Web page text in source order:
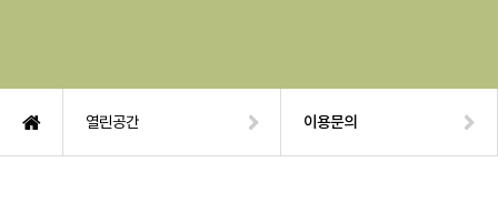
열린공간 이용문의